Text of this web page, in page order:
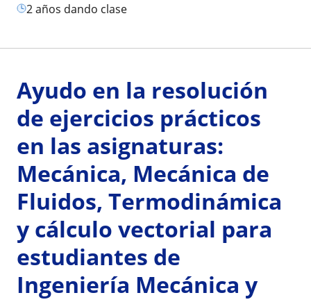
2 años dando clase
Ayudo en la resolución
de ejercicios prácticos
en las asignaturas:
Mecánica, Mecánica de
Fluidos, Termodinámica
y cálculo vectorial para
estudiantes de
Ingeniería Mecánica y